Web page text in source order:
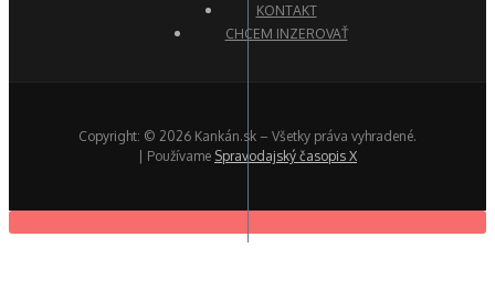
KONTAKT
CHCEM INZEROVAŤ
Copyright: © 2026 Kankán.sk – Všetky práva vyhradené.
| Používame Spravodajský časopis X